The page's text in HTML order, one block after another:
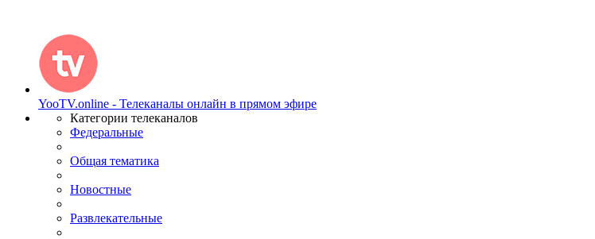
YooTV.online - Телеканалы онлайн в прямом эфире
Категории телеканалов
Федеральные
Общая тематика
Новостные
Развлекательные